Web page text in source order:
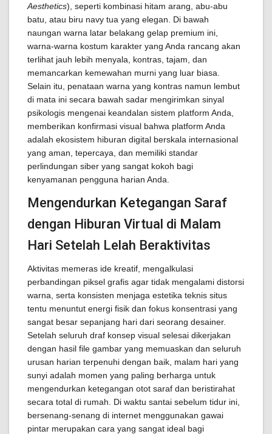
Aesthetics), seperti kombinasi hitam arang, abu-abu
batu, atau biru navy tua yang elegan. Di bawah
naungan warna latar belakang gelap premium ini,
warna-warna kostum karakter yang Anda rancang akan
terlihat jauh lebih menyala, kontras, tajam, dan
memancarkan kemewahan murni yang luar biasa.
Selain itu, penataan warna yang kontras namun lembut
di mata ini secara bawah sadar mengirimkan sinyal
psikologis mengenai keandalan sistem platform Anda,
memberikan konfirmasi visual bahwa platform Anda
adalah ekosistem hiburan digital berskala internasional
yang aman, tepercaya, dan memiliki standar
perlindungan siber yang sangat kokoh bagi
kenyamanan pengguna harian Anda.
Mengendurkan Ketegangan Saraf
dengan Hiburan Virtual di Malam
Hari Setelah Lelah Beraktivitas
Aktivitas memeras ide kreatif, mengalkulasi
perbandingan piksel grafis agar tidak mengalami distorsi
warna, serta konsisten menjaga estetika teknis situs
tentu menuntut energi fisik dan fokus konsentrasi yang
sangat besar sepanjang hari dari seorang desainer.
Setelah seluruh draf konsep visual selesai dikerjakan
dengan hasil file gambar yang memuaskan dan seluruh
urusan harian terpenuhi dengan baik, malam hari yang
sunyi adalah momen yang paling berharga untuk
mengendurkan ketegangan otot saraf dan beristirahat
secara total di rumah. Di waktu santai sebelum tidur ini,
bersenang-senang di internet menggunakan gawai
pintar merupakan cara yang sangat ideal bagi